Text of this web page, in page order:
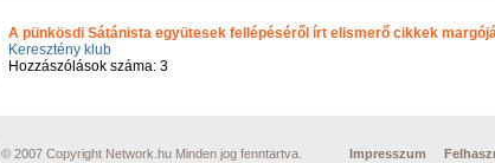
A pünkösdi Sátánista együtesek fellépéséről írt elismerő cikkek
Keresztény klub
Hozzászólások száma: 3
© 2007 Copyright Network.hu Minden jog fenntartva. Impresszum